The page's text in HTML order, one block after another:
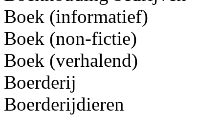
Boek (informatief)
Boek (non-fictie)
Boek (verhalend)
Boerderij
Boerderijdieren